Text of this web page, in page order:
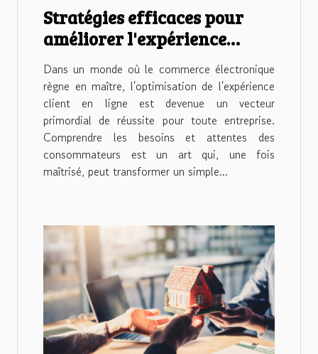
Stratégies efficaces pour
améliorer l'expérience
client en ligne
Dans un monde où le commerce électronique
règne en maître, l'optimisation de l'expérience
client en ligne est devenue un vecteur
primordial de réussite pour toute entreprise.
Comprendre les besoins et attentes des
consommateurs est un art qui, une fois
maîtrisé, peut transformer un simple...